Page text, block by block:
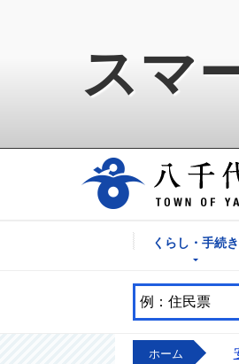
スマ
くらし・手続き
ホーム